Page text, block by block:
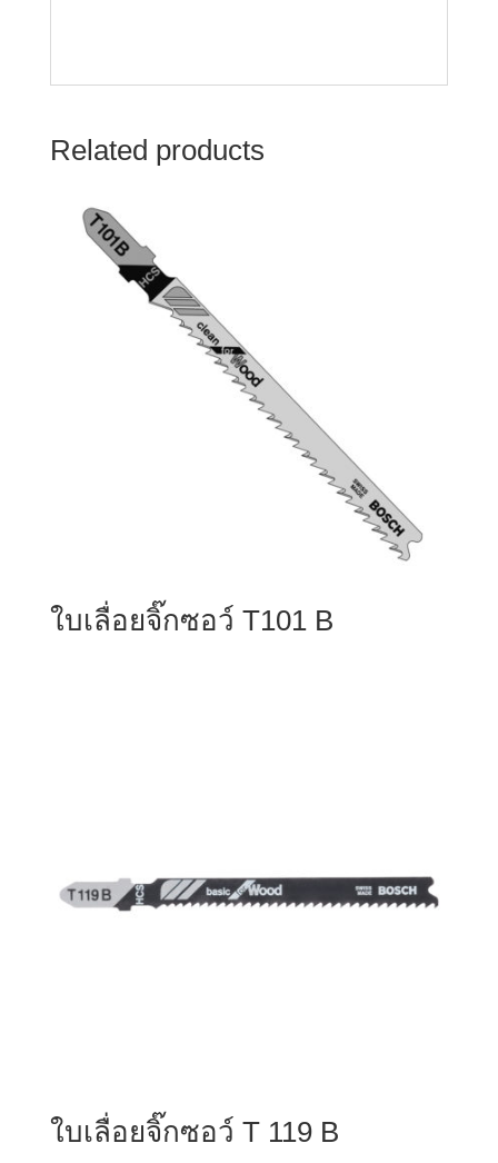
Related products
ใบเลื่อยจิ๊กซอว์ T101 B
ใบเลื่อยจิ๊กซอว์ T 119 B